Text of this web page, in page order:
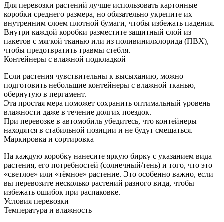
Для перевозки растений лучше использовать картонные
коробки среднего размера, но обязательно укрепите их
внутренним слоем плотной бумаги, чтобы избежать падения.
Внутри каждой коробки разместите защитный слой из
пакетов с мягкой тканью или из поливинилхлорида (ПВХ),
чтобы предотвратить травмы стебля.
Контейнеры с влажной подкладкой
Если растения чувствительны к высыханию, можно
подготовить небольшие контейнеры с влажной тканью,
обернутую в пергамент.
Эта простая мера поможет сохранить оптимальный уровень
влажности даже в течение долгих поездок.
При перевозке в автомобиль убедитесь, что контейнеры
находятся в стабильной позиции и не будут смещаться.
Маркировка и сортировка
На каждую коробку нанесите яркую бирку с указанием вида
растения, его потребностей (солнечный/тень) и того, что это
«светлое» или «тёмное» растение. Это особенно важно, если
вы перевозите несколько растений разного вида, чтобы
избежать ошибок при распаковке.
Условия перевозки
Температура и влажность